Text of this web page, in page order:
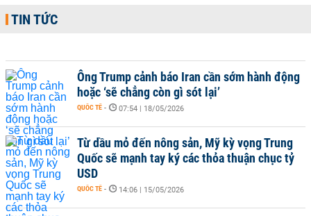
TIN TỨC
Ông Trump cảnh báo Iran cần sớm hành động
hoặc ‘sẽ chẳng còn gì sót lại’
QUỐC TẾ - 07:54 | 18/05/2026
Từ dầu mỏ đến nông sản, Mỹ kỳ vọng Trung
Quốc sẽ mạnh tay ký các thỏa thuận chục tỷ
USD
QUỐC TẾ - 14:06 | 15/05/2026